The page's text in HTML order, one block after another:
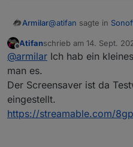
Armilar@atifan sagte in
@ armilarsagte in
Kann den
cardEnities 2
Ding bleibt hell...
den mal auf 5
cardEntities
morgen erst...
N8
Offline
Atifanschrieb am 14. Sept.
zuletzt editiert von
@armilar Ich hab ein
man es.
Der Screensaver ist da
eingestellt.
https://streamable.com/